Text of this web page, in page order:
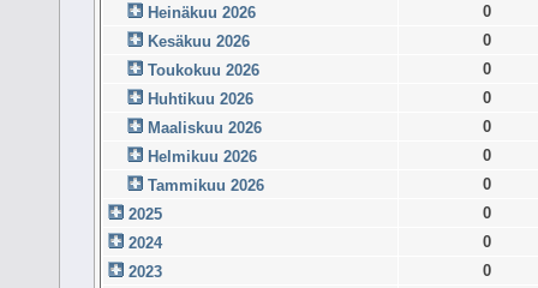
Heinäkuu 2026
0
Kesäkuu 2026
0
Toukokuu 2026
0
Huhtikuu 2026
0
Maaliskuu 2026
0
Helmikuu 2026
0
Tammikuu 2026
0
2025
0
2024
0
2023
0